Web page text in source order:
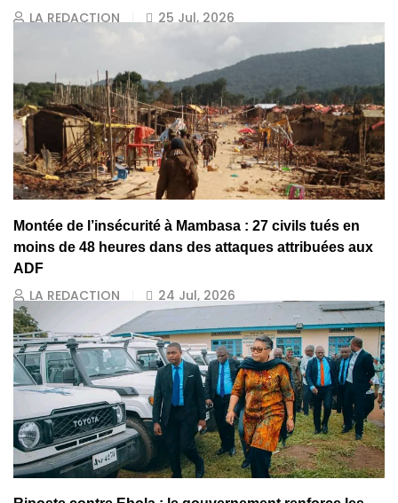
LA REDACTION 25 Jul, 2026
Montée de l’insécurité à Mambasa : 27 civils tués en
moins de 48 heures dans des attaques attribuées aux
ADF
LA REDACTION 24 Jul, 2026